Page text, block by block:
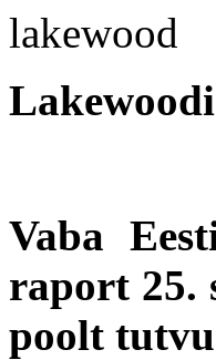
Vaba
raport 25.
poolt